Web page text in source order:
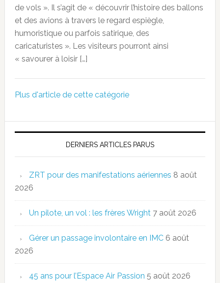
de vols ». Il s’agit de « découvrir l’histoire des ballons
et des avions à travers le regard espiègle,
humoristique ou parfois satirique, des
caricaturistes ». Les visiteurs pourront ainsi
« savourer à loisir […]
Plus d'article de cette catégorie
DERNIERS ARTICLES PARUS
ZRT pour des manifestations aériennes 8 août
2026
Un pilote, un vol : les frères Wright 7 août 2026
Gérer un passage involontaire en IMC 6 août
2026
45 ans pour l’Espace Air Passion 5 août 2026